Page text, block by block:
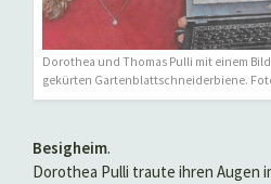
Dorothea und Thomas Pulli mit einem
gekürten Gartenblattschneiderbiene.
Besigheim.
Dorothea Pulli traute ihren Augen